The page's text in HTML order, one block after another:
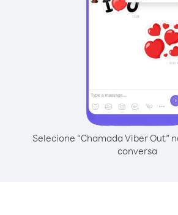
Selecione “Chamada Viber Out”
conversa